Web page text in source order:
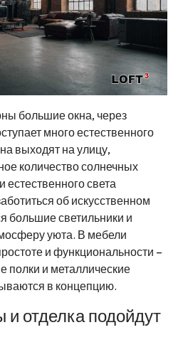
большие окна, через
много естественного
выходят на улицу,
количество солнечных
естественного света
об искусственном
большие светильники и
уюта. В мебели
и функциональности –
полки и металлические
в концепцию.
и отделка подойдут